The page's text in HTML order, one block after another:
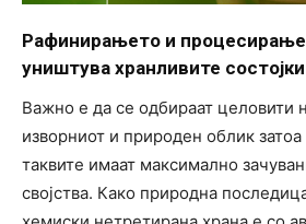
Рафинирањето и
уништува хранливите состојки
Важно е да се одбираат целовити
изворниот и природен облик
таквите имаат максимално
својства. Како природна